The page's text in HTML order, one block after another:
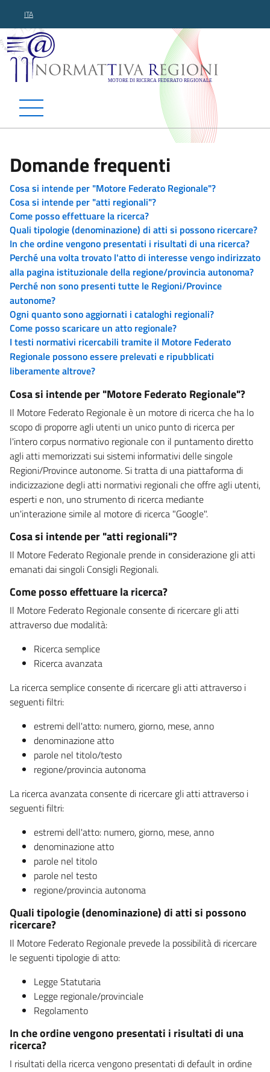
ITA
Normattiva Regioni -
Domande frequenti
Cosa si intende per "Motore Federato Regionale"?
Cosa si intende per "atti regionali"?
Come posso effettuare la ricerca?
Quali tipologie (denominazione) di atti si possono ricercare?
In che ordine vengono presentati i risultati di una ricerca?
Perché una volta trovato l'atto di interesse vengo indirizzato
alla pagina istituzionale della regione/provincia autonoma?
Perché non sono presenti tutte le Regioni/Province
autonome?
Ogni quanto sono aggiornati i cataloghi regionali?
Come posso scaricare un atto regionale?
I testi normativi ricercabili tramite il Motore Federato
Regionale possono essere prelevati e ripubblicati
liberamente altrove?
Cosa si intende per "Motore Federato Regionale"?
Il Motore Federato Regionale è un motore di ricerca che ha lo
scopo di proporre agli utenti un unico punto di ricerca per
l'intero corpus normativo regionale con il puntamento diretto
agli atti memorizzati sui sistemi informativi delle singole
Regioni/Province autonome. Si tratta di una piattaforma di
indicizzazione degli atti normativi regionali che offre agli utenti,
esperti e non, uno strumento di ricerca mediante
un'interazione simile al motore di ricerca "Google".
Cosa si intende per "atti regionali"?
Il Motore Federato Regionale prende in considerazione gli atti
emanati dai singoli Consigli Regionali.
Come posso effettuare la ricerca?
Il Motore Federato Regionale consente di ricercare gli atti
attraverso due modalità:
Ricerca semplice
Ricerca avanzata
La ricerca semplice consente di ricercare gli atti attraverso i
seguenti filtri:
estremi dell'atto: numero, giorno, mese, anno
denominazione atto
parole nel titolo/testo
regione/provincia autonoma
La ricerca avanzata consente di ricercare gli atti attraverso i
seguenti filtri:
estremi dell'atto: numero, giorno, mese, anno
denominazione atto
parole nel titolo
parole nel testo
regione/provincia autonoma
Quali tipologie (denominazione) di atti si possono
ricercare?
Il Motore Federato Regionale prevede la possibilità di ricercare
le seguenti tipologie di atto:
Legge Statutaria
Legge regionale/provinciale
Regolamento
In che ordine vengono presentati i risultati di una
ricerca?
I risultati della ricerca vengono presentati di default in ordine